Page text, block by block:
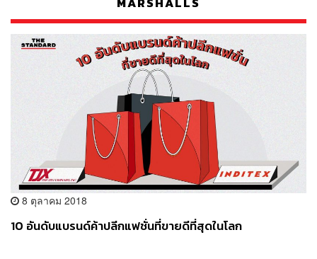
8 ตุลาคม 2018
10 อันดับแบรนด์ค้าปลีกแฟชั่นที่ขายดีที่สุดในโลก